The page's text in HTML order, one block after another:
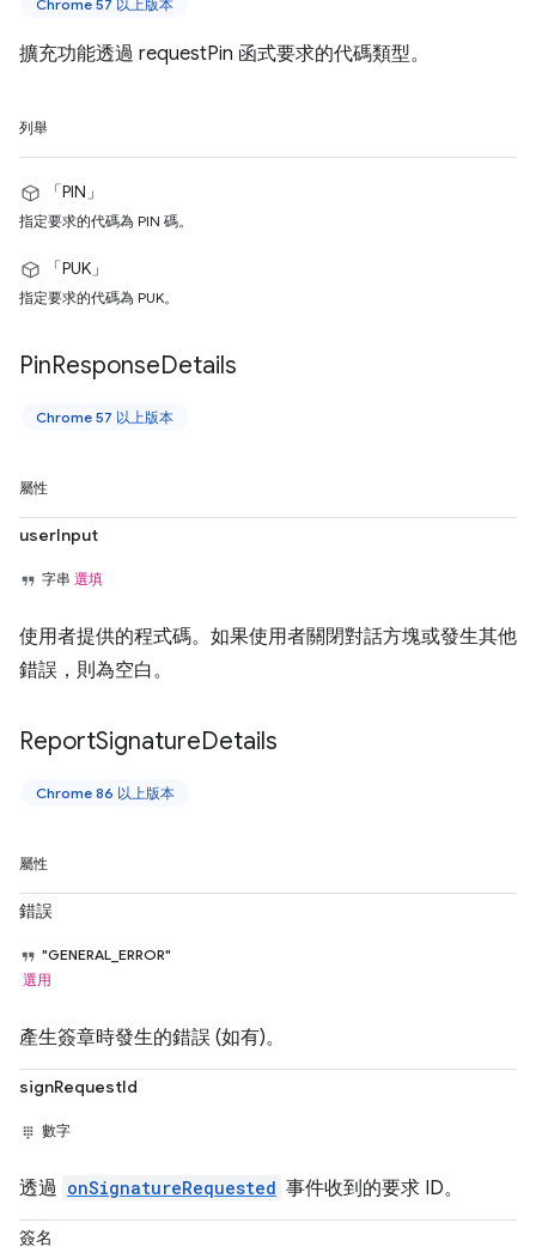
Chrome 57 以上版本
擴充功能透過 requestPin 函式要求的代碼類型。
列舉
「PIN」
指定要求的代碼為 PIN 碼。
「PUK」
指定要求的代碼為 PUK。
PinResponseDetails
Chrome 57 以上版本
屬性
userInput
字串 選填
使用者提供的程式碼。如果使用者關閉對話方塊或發生其他
錯誤，則為空白。
ReportSignatureDetails
Chrome 86 以上版本
屬性
錯誤
"GENERAL_ERROR"
選用
產生簽章時發生的錯誤 (如有)。
signRequestId
數字
透過 onSignatureRequested 事件收到的要求 ID。
簽名